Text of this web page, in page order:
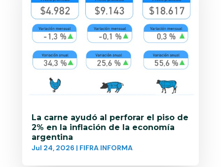
La carne ayudó al perforar el piso de
2% en la inflación de la economía
argentina
Jul 24, 2026 | FIFRA INFORMA